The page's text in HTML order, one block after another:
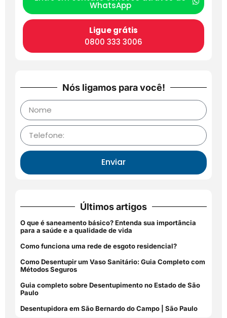
WhatsApp
Ligue grátis
0800 333 3006
Nós ligamos para você!
Enviar
Últimos artigos
O que é saneamento básico? Entenda sua importância
para a saúde e a qualidade de vida
Como funciona uma rede de esgoto residencial?
Como Desentupir um Vaso Sanitário: Guia Completo com
Métodos Seguros
Guia completo sobre Desentupimento no Estado de São
Paulo
Desentupidora em São Bernardo do Campo | São Paulo